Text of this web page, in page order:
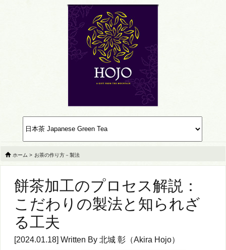
ホーム > お茶の作り方－製法
餅茶加工のプロセス解説：
こだわりの製法と知られざ
る工夫
[2024.01.18] Written By 北城 彰（Akira Hojo）